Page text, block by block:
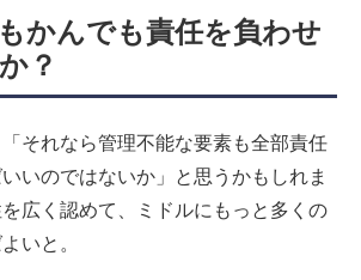
かんでも責任を負わせ
？
それなら管理不能な要素も全部責任
いのではないか」と思うかもしれま
広く認めて、ミドルにもっと多くの
いと。